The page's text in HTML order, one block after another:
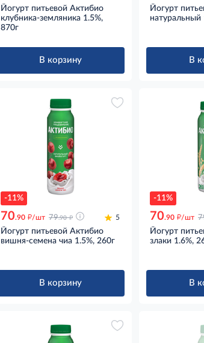
Йогурт питьевой Актибио
клубника-земляника 1.5%,
870г
В корзину
Йогурт
натуральный
В
-11%
70.90 д/шт 79.90 д 5
Йогурт питьевой Актибио
вишня-семена чиа 1.5%, 260г
В корзину
-11%
70.90 д/шт
Йогурт
злаки 1.6%,
В